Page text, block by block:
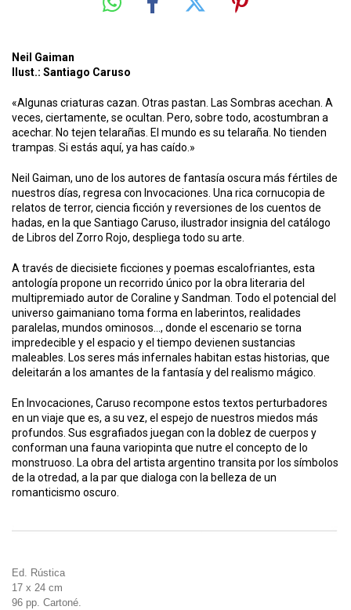
Neil Gaiman
Ilust.: Santiago Caruso
«Algunas criaturas cazan. Otras pastan. Las Sombras acechan. A
veces, ciertamente, se ocultan. Pero, sobre todo, acostumbran a
acechar. No tejen telarañas. El mundo es su telaraña. No tienden
trampas. Si estás aquí, ya has caído.»
Neil Gaiman, uno de los autores de fantasía oscura más fértiles de
nuestros días, regresa con Invocaciones. Una rica cornucopia de
relatos de terror, ciencia ficción y reversiones de los cuentos de
hadas, en la que Santiago Caruso, ilustrador insignia del catálogo
de Libros del Zorro Rojo, despliega todo su arte.
A través de diecisiete ficciones y poemas escalofriantes, esta
antología propone un recorrido único por la obra literaria del
multipremiado autor de Coraline y Sandman. Todo el potencial del
universo gaimaniano toma forma en laberintos, realidades
paralelas, mundos ominosos…, donde el escenario se torna
impredecible y el espacio y el tiempo devienen sustancias
maleables. Los seres más infernales habitan estas historias, que
deleitarán a los amantes de la fantasía y del realismo mágico.
En Invocaciones, Caruso recompone estos textos perturbadores
en un viaje que es, a su vez, el espejo de nuestros miedos más
profundos. Sus esgrafiados juegan con la doblez de cuerpos y
conforman una fauna variopinta que nutre el concepto de lo
monstruoso. La obra del artista argentino transita por los símbolos
de la otredad, a la par que dialoga con la belleza de un
romanticismo oscuro.
Ed. Rústica
17 x 24 cm
96 pp. Cartoné.